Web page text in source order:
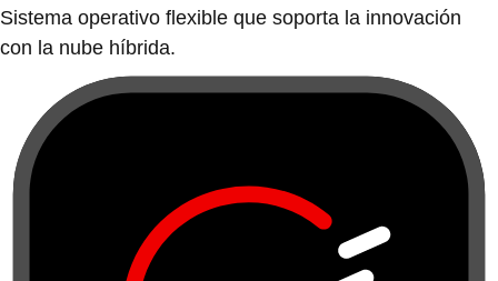
Sistema operativo flexible que soporta la innovación
con la nube híbrida.